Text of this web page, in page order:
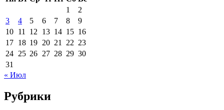
1
2
3
4 5 6 7 8
9
10 11 12 13 14 15 16
17 18 19 20 21 22 23
24 25 26 27 28 29 30
31
« Июл
Рубрики